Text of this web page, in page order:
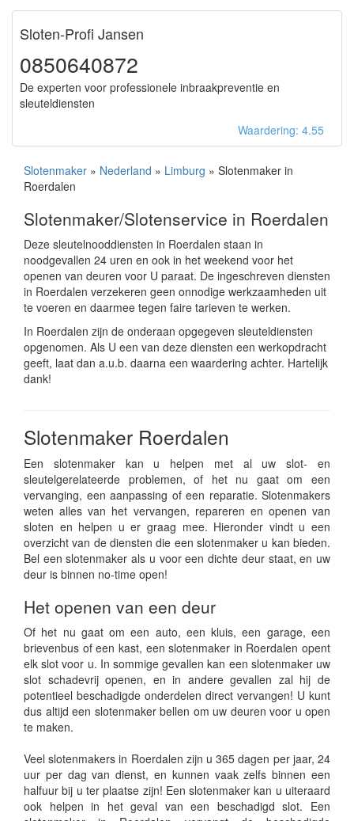
Sloten-Profi Jansen
0850640872
De experten voor professionele inbraakpreventie en
sleuteldiensten
Waardering: 4.55
Slotenmaker » Nederland » Limburg » Slotenmaker in
Roerdalen
Slotenmaker/Slotenservice in Roerdalen
Deze sleutelnooddiensten in Roerdalen staan in
noodgevallen 24 uren en ook in het weekend voor het
openen van deuren voor U paraat. De ingeschreven diensten
in Roerdalen verzekeren geen onnodige werkzaamheden uit
te voeren en daarmee tegen faire tarieven te werken.
In Roerdalen zijn de onderaan opgegeven sleuteldiensten
opgenomen. Als U een van deze diensten een werkopdracht
geeft, laat dan a.u.b. daarna een waardering achter. Hartelijk
dank!
Slotenmaker Roerdalen
Een slotenmaker kan u helpen met al uw slot- en
sleutelgerelateerde problemen, of het nu gaat om een
vervanging, een aanpassing of een reparatie. Slotenmakers
weten alles van het vervangen, repareren en openen van
sloten en helpen u er graag mee. Hieronder vindt u een
overzicht van de diensten die een slotenmaker u kan bieden.
Bel een slotenmaker als u voor een dichte deur staat, en uw
deur is binnen no-time open!
Het openen van een deur
Of het nu gaat om een auto, een kluis, een garage, een
brievenbus of een kast, een slotenmaker in Roerdalen opent
elk slot voor u. In sommige gevallen kan een slotenmaker uw
slot schadevrij openen, en in andere gevallen zal hij de
potentieel beschadigde onderdelen direct vervangen! U kunt
dus altijd een slotenmaker bellen om uw deuren voor u open
te maken.
Veel slotenmakers in Roerdalen zijn u 365 dagen per jaar, 24
uur per dag van dienst, en kunnen vaak zelfs binnen een
halfuur bij u ter plaatse zijn! Een slotenmaker kan u uiteraard
ook helpen in het geval van een beschadigd slot. Een